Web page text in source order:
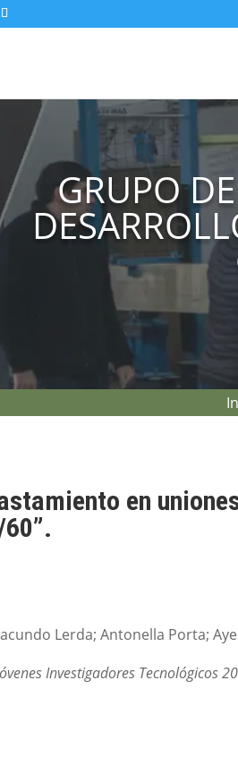
GRUPO
en
Lerda; Antonella Porta;
Investigadores Tecnológicos